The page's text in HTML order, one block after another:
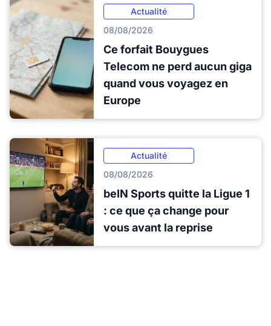
Actualité
08/08/2026
Ce forfait Bouygues
Telecom ne perd aucun giga
quand vous voyagez en
Europe
Actualité
08/08/2026
beIN Sports quitte la Ligue 1
: ce que ça change pour
vous avant la reprise